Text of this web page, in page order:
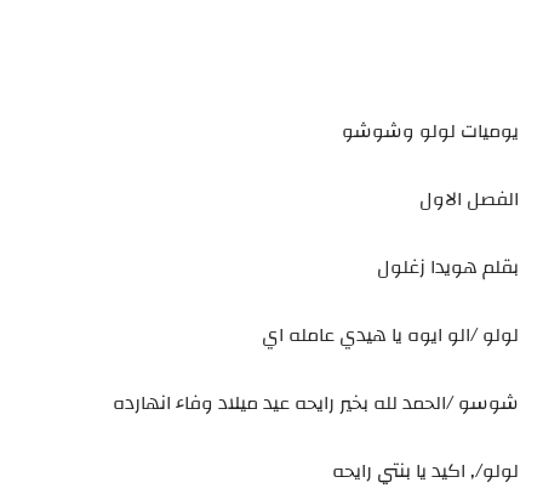
يوميات لولو وشوشو
الفصل الاول
بقلم هويدا زغلول
لولو /الو ايوه يا هيدي عامله اي
شوسو /الحمد لله بخير رايحه عيد ميلاد وفاء انهارده
لولو/, اكيد يا بنتي رايحه